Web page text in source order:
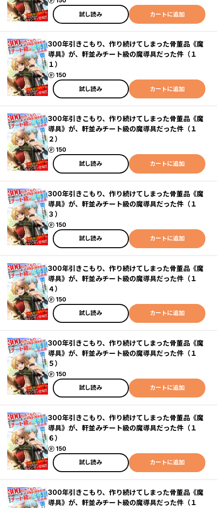
試し読み
カートに追加
300年引きこもり、作り続けてしまった骨董品《魔
導具》が、軒並みチート級の魔導具だった件（１
１）
150
ポイント
試し読み
カートに追加
300年引きこもり、作り続けてしまった骨董品《魔
導具》が、軒並みチート級の魔導具だった件（１
２）
150
ポイント
試し読み
カートに追加
300年引きこもり、作り続けてしまった骨董品《魔
導具》が、軒並みチート級の魔導具だった件（１
３）
150
ポイント
試し読み
カートに追加
300年引きこもり、作り続けてしまった骨董品《魔
導具》が、軒並みチート級の魔導具だった件（１
４）
150
ポイント
試し読み
カートに追加
300年引きこもり、作り続けてしまった骨董品《魔
導具》が、軒並みチート級の魔導具だった件（１
５）
150
ポイント
試し読み
カートに追加
300年引きこもり、作り続けてしまった骨董品《魔
導具》が、軒並みチート級の魔導具だった件（１
６）
150
ポイント
試し読み
カートに追加
300年引きこもり、作り続けてしまった骨董品《魔
導具》が、軒並みチート級の魔導具だった件（１